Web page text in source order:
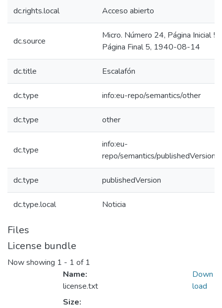
dc.rights.local Acceso abierto
dc.source
Micro. Número 24, Página Inicial 5,
Página Final 5, 1940-08-14
dc.title Escalafón
dc.type info:eu-repo/semantics/other
dc.type other
dc.type
info:eu-
repo/semantics/publishedVersion
dc.type publishedVersion
dc.type.local Noticia
Files
License bundle
Now showing 1 - 1 of 1
Name:
license.txt
Size:
Down
load